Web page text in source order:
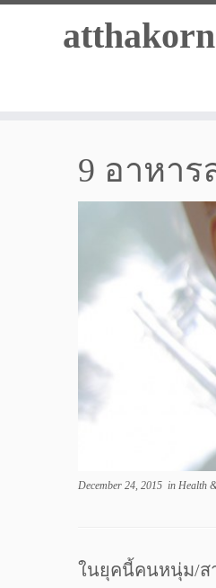
atthakorn
9 อาหา
December 24, 2015 in Health
ในยุคนี้คนหนุ่ม/ส